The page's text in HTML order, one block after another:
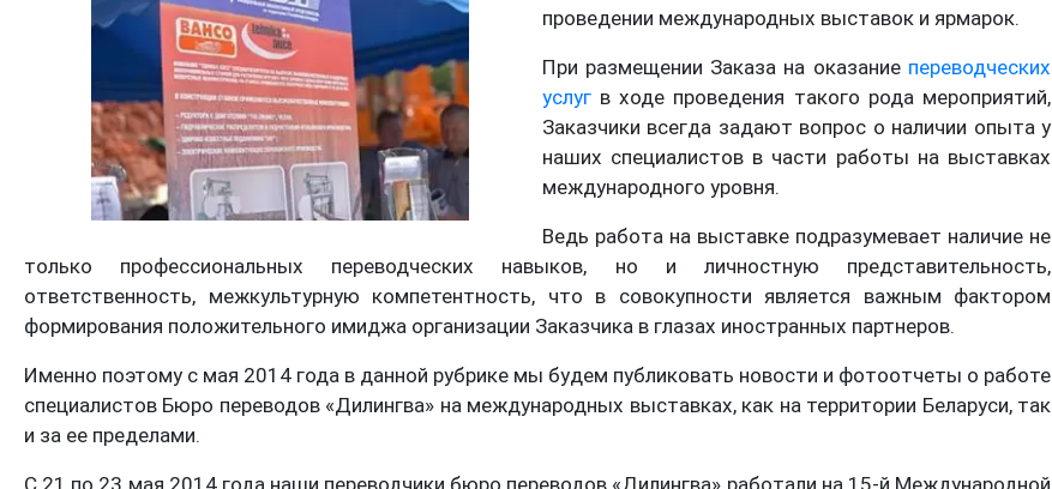
проведении международных выставок и ярмарок.
При размещении Заказа на оказание переводческих
услугв ходе проведения такого рода мероприятий,
Заказчики всегда задают вопрос о наличии опыта у
наших специалистов в части работы на выставках
международного уровня.
Ведь работа на выставке подразумевает наличие не
только профессиональных переводческих навыков, но и личностную представительность,
ответственность, межкультурную компетентность, что в совокупности является важным фактором
формирования положительного имиджа организации Заказчика в глазах иностранных партнеров.
Именно поэтому с мая 2014 года в данной рубрике мы будем публиковать новости и фотоотчеты о работе
специалистов Бюро переводов «Дилингва» на международных выставках, как на территории Беларуси, так
и за ее пределами.
С 21 по 23 мая 2014 года наши переводчики бюро переводов «Дилингва» работали на 15-й Международной